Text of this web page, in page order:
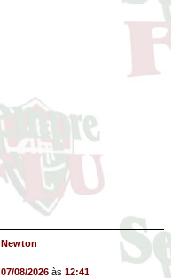
Newton
07/08/2026 às 12:41